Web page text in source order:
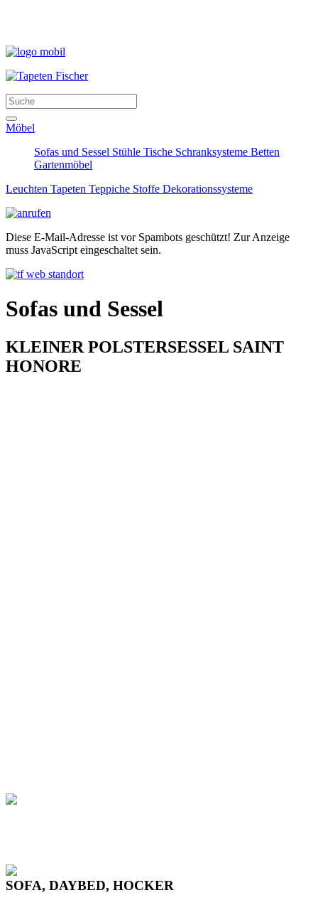
Möbel
Sofas und Sessel Stühle Tische Schranksysteme Betten
Gartenmöbel
Leuchten Tapeten Teppiche Stoffe Dekorationssysteme
Diese E-Mail-Adresse ist vor Spambots geschützt! Zur Anzeige
muss JavaScript eingeschaltet sein.
Sofas und Sessel
KLEINER POLSTERSESSEL SAINT
HONORE
SOFA, DAYBED, HOCKER